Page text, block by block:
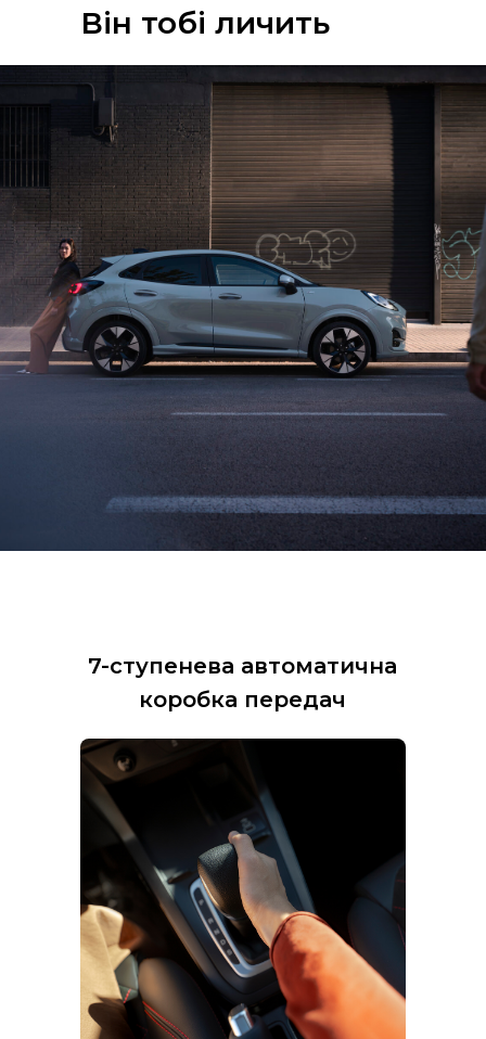
Він тобі личить
7-ступенева автоматична
коробка передач